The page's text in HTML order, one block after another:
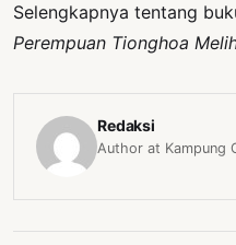
Selengkapnya tentang
Perempuan Tionghoa
Redaksi
Author at Kampung